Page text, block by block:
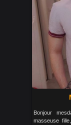
Bonjour
masseuse